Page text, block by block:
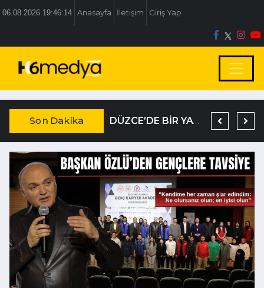
06.08.2026 19:46:14 Anasayfa İletişim Giriş Yap
Son Dakika DÜZCE’DE BİR YATIRIM DAHA TARİHE KARIŞIYOR